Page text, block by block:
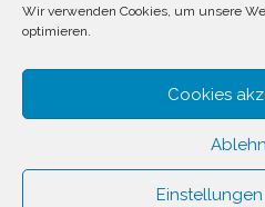
Wir verwenden Cookies, um unsere
optimieren.
Cookies
Impressum